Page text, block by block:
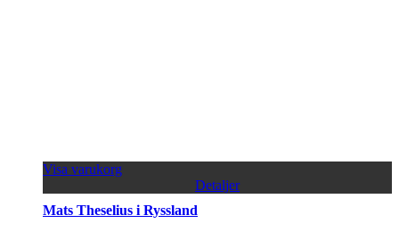
Visa varukorg
Detaljer
Mats Theselius i Ryssland